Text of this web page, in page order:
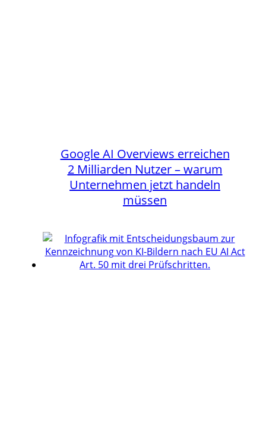
Google AI Overviews erreichen
2 Milliarden Nutzer – warum
Unternehmen jetzt handeln
müssen